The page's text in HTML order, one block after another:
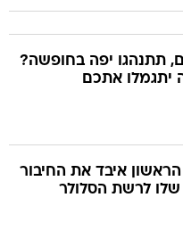
תתנהגו יפה בחופשה?
יתגמלו אתכם
הראשון איבד את החיבור
שלו לרשת הסלולר